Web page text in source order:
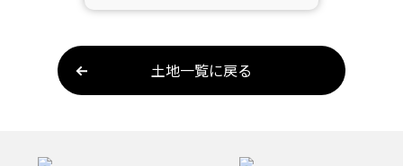
土地一覧に戻る